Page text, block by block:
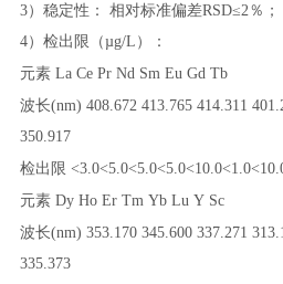
3）稳定性：
相对标准偏差RSD≤2％；
4）检出限（µg/L）：
元素 La Ce Pr Nd Sm Eu Gd Tb
波长(nm) 408.672 413.765 414.311
350.917
检出限 <3.0<5.0<5.0<5.0<10.0<1.0
元素 Dy Ho Er Tm Yb Lu Y Sc
波长(nm) 353.170 345.600 337.271
335.373